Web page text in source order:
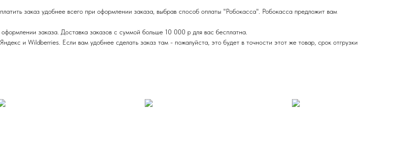
заказ удобнее всего при оформлении заказа, выбрав способ оплаты "Робокасса". Робокасса предложит вам
заказа. Доставка заказов с суммой больше 10 000 р для вас бесплатна.
и Wildberries. Если вам удобнее сделать заказ там - пожалуйста, это будет в точности этот же товар, срок отгрузки